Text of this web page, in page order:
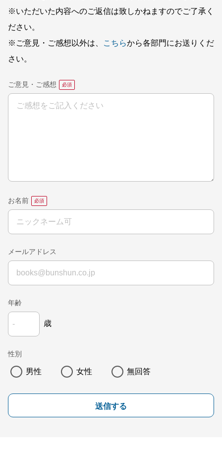
※いただいた内容へのご返信は致しかねますのでご了承く
ださい。
※ご意見・ご感想以外は、
こちらから各部門にお送りくだ
さい。
ご意見・ご感想
お名前
メールアドレス
年齢
歳
性別
男性 女性 無回答
送信する